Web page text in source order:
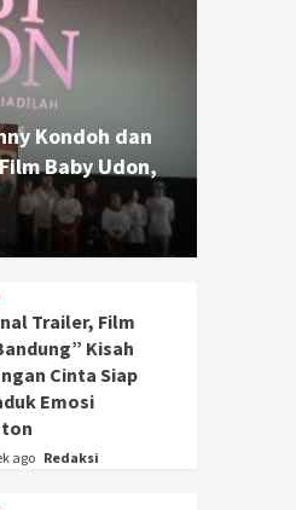
Kondoh dan
Baby Udon,
Trailer, Film
Kisah
Cinta Siap
Emosi
ago Redaksi